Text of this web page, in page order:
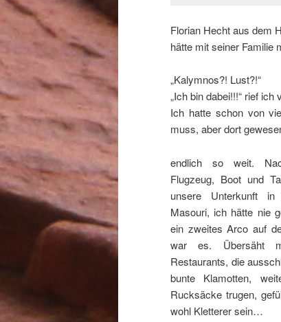
Florian Hecht aus dem
hätte mit seiner Familie
„Kalymnos?! Lust?!“
„Ich bin dabei!!!“ rief ich
Ich hatte schon von
muss, aber dort
endlich so weit.
Flugzeug, Boot und
unsere Unterkunft
Masouri, ich hätte nie
ein zweites Arco auf
war es. Übersäht
Restaurants, die
bunte Klamotten,
Rucksäcke trugen,
wohl Kletterer sein…